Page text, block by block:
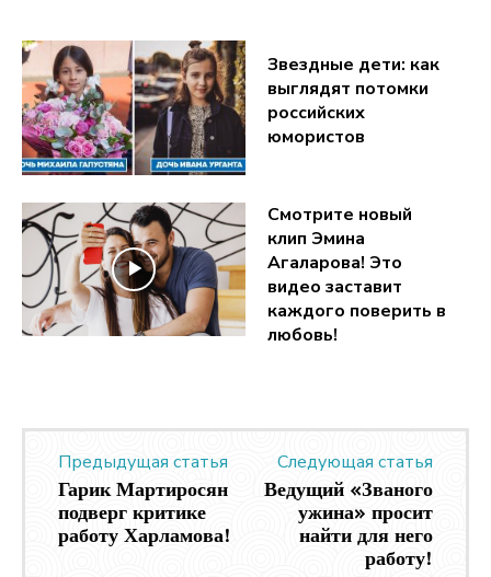
Звездные дети: как
выглядят потомки
российских
юмористов
Смотрите новый
клип Эмина
Агаларова! Это
видео заставит
каждого поверить в
любовь!
Предыдущая статья
Гарик Мартиросян
подверг критике
работу Харламова!
Следующая статья
Ведущий «Званого
ужина» просит
найти для него
работу!